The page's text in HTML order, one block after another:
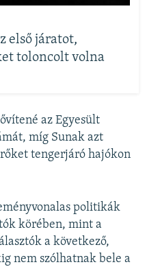
első járatot,
toloncolt volna
az Egyesült
míg Sunak azt
tengerjáró hajókon
politikák
körében, mint a
a következő,
nem szólhatnak bele a